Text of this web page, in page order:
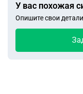
У вас похожая
Опишите свои